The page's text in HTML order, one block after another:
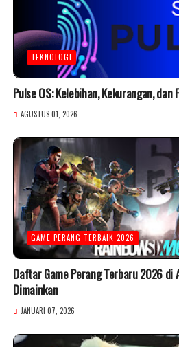
TEKNOLOGI
Pulse OS: Kelebihan, Kekurangan, dan
AGUSTUS 01, 2026
GAME PERANG TERBAIK 2026
Daftar Game Perang Terbaru 2026 di
Dimainkan
JANUARI 07, 2026